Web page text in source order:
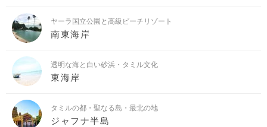
ヤーラ国立公園と高級ビーチリゾート
南東海岸
透明な海と白い砂浜・タミル文化
東海岸
タミルの都・聖なる島・最北の地
ジャフナ半島